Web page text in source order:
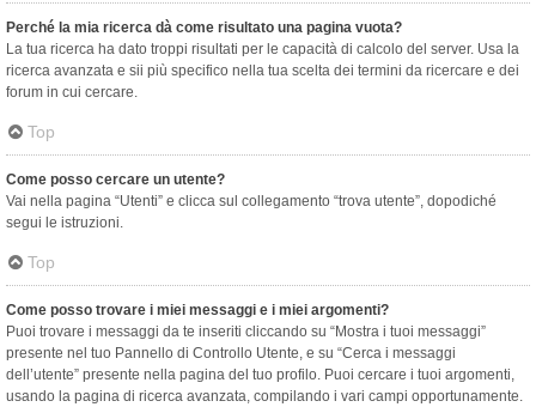
Perché la mia ricerca dà come risultato una pagina vuota?
La tua ricerca ha dato troppi risultati per le capacità di calcolo del server. Usa la
ricerca avanzata e sii più specifico nella tua scelta dei termini da ricercare e dei
forum in cui cercare.
Top
Come posso cercare un utente?
Vai nella pagina “Utenti” e clicca sul collegamento “trova utente”, dopodiché
segui le istruzioni.
Top
Come posso trovare i miei messaggi e i miei argomenti?
Puoi trovare i messaggi da te inseriti cliccando su “Mostra i tuoi messaggi”
presente nel tuo Pannello di Controllo Utente, e su “Cerca i messaggi
dell’utente” presente nella pagina del tuo profilo. Puoi cercare i tuoi argomenti,
usando la pagina di ricerca avanzata, compilando i vari campi opportunamente.